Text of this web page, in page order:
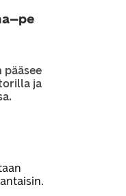
pääsee
ja